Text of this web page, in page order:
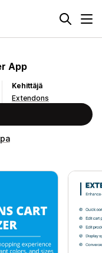
App
Kehittäjä
Extendons